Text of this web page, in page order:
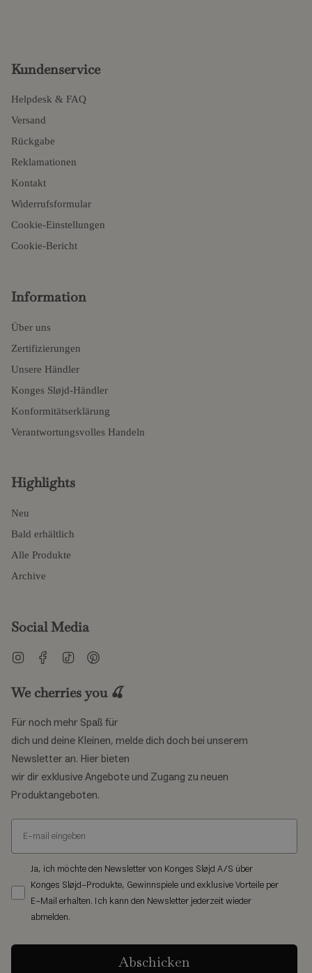
Kundenservice
Helpdesk & FAQ
Versand
Rückgabe
Reklamationen
Kontakt
Widerrufsformular
Cookie-Einstellungen
Cookie-Bericht
Information
Über uns
Zertifizierungen
Unsere Händler
Konges Sløjd-Händler
Konformitätserklärung
Verantwortungsvolles Handeln
Highlights
Neu
Bald erhältlich
Alle Produkte
Archive
Social Media
InstagramFacebook
TikTok
We cherries you 🍒
Für noch mehr Spaß für
dich und deine Kleinen, melde dich doch bei unserem
Newsletter an. Hier bieten
wir dir exklusive Angebote und Zugang zu neuen
Produktangeboten.
Ja, ich möchte den Newsletter von Konges Sløjd A/S über
Konges Sløjd-Produkte, Gewinnspiele und exklusive Vorteile per
E-Mail erhalten. Ich kann den Newsletter jederzeit wieder
abmelden.
Abschicken